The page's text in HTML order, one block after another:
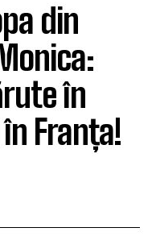
din
în
Franța!